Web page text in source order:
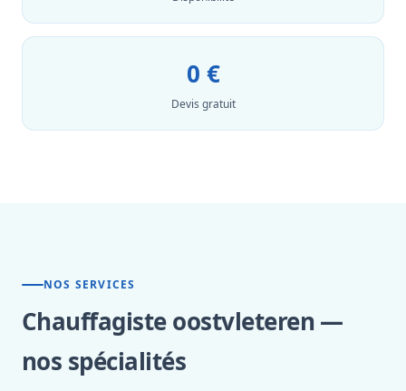
0 €
Devis gratuit
NOS SERVICES
Chauffagiste oostvleteren —
nos spécialités